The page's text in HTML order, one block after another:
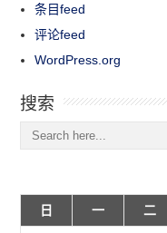
条目feed
评论feed
WordPress.org
搜索
日
一 二